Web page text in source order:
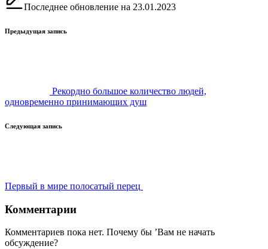
Последнее обновление на 23.01.2023
Навигация
Предыдущая запись
Рекордно большое количество людей,
одновременно принимающих душ
Следующая запись
Первый в мире полосатый перец
Комментарии
Комментариев пока нет. Почему бы ’Вам не начать
обсуждение?